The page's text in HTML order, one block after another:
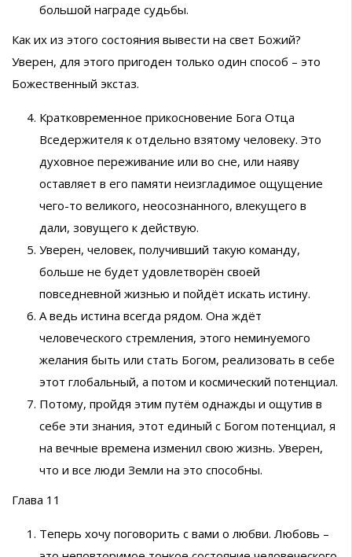
большой награде судьбы.
Как их из этого состояния вывести на свет Божий?
Уверен, для этого пригоден только один способ – это
Божественный экстаз.
Кратковременное прикосновение Бога Отца
Вседержителя к отдельно взятому человеку. Это
духовное переживание или во сне, или наяву
оставляет в его памяти неизгладимое ощущение
чего-то великого, неосознанного, влекущего в
дали, зовущего к действую.
Уверен, человек, получивший такую команду,
больше не будет удовлетворён своей
повседневной жизнью и пойдёт искать истину.
А ведь истина всегда рядом. Она ждёт
человеческого стремления, этого неминуемого
желания быть или стать Богом, реализовать в себе
этот глобальный, а потом и космический потенциал.
Потому, пройдя этим путём однажды и ощутив в
себе эти знания, этот единый с Богом потенциал, я
на вечные времена изменил свою жизнь. Уверен,
что и все люди Земли на это способны.
Глава 11
Теперь хочу поговорить с вами о любви. Любовь –